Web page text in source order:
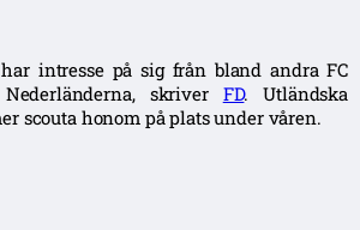
intresse på sig från bland andra FC
skriver FD. Utländska
scouta honom på plats under våren.